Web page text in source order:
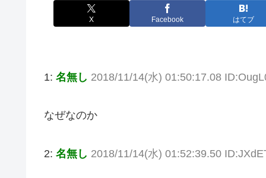
X Facebook はてブ
1: 名無し 2018/11/14(水) 01:50:17.08
なぜなのか
2: 名無し 2018/11/14(水) 01:52:39.50